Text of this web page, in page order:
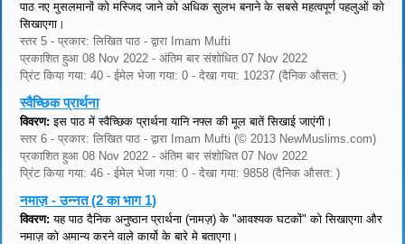
पाठ नए मुसलमानों को मस्जिद जाने को अधिक सुलभ बनाने के सबसे महत्वपूर्ण पहलुओं को
सिखाएगा।
स्तर 5 - प्रकार: लिखित पाठ - द्वारा Imam Mufti
प्रकाशित हुआ 08 Nov 2022 - अंतिम बार संशोधित 07 Nov 2022
प्रिंट किया गया: 40 - ईमेल भेजा गया: 0 - देखा गया: 10237 (दैनिक औसत: )
स्वैच्छिक प्रार्थना
विवरण: इस पाठ में स्वैच्छिक प्रार्थना यानि नफ्ल की मूल बातें सिखाई जाएंगी।
स्तर 6 - प्रकार: लिखित पाठ - द्वारा Imam Mufti (© 2013 NewMuslims.com)
प्रकाशित हुआ 08 Nov 2022 - अंतिम बार संशोधित 07 Nov 2022
प्रिंट किया गया: 46 - ईमेल भेजा गया: 0 - देखा गया: 9858 (दैनिक औसत: )
नमाज़ - उन्नत (2 का भाग 1)
विवरण: यह पाठ दैनिक अनुष्ठान प्रार्थना (नामज़) के "आवश्यक घटकों" को सिखाएगा और
नमाज़ को अमान्य करने वाले कार्यो के बारे मे बताएगा।